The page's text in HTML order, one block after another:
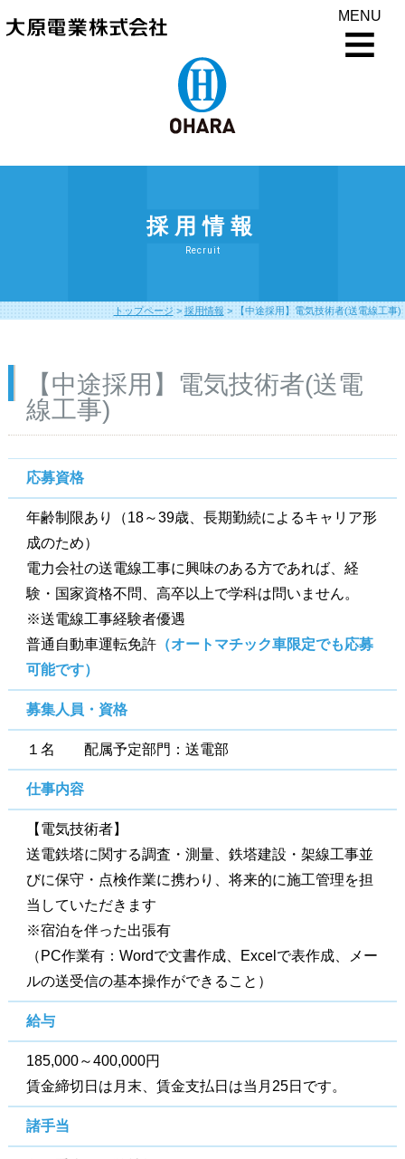
MENU
採用情報
Recruit
トップページ > 採用情報 > 【中途採用】電気技術者(送電線工事)
【中途採用】電気技術者(送電
線工事)
応募資格
年齢制限あり（18～39歳、長期勤続によるキャリア形
成のため）
電力会社の送電線工事に興味のある方であれば、経
験・国家資格不問、高卒以上で学科は問いません。
※送電線工事経験者優遇
普通自動車運転免許（オートマチック車限定でも応募
可能です）
募集人員・資格
１名 配属予定部門：送電部
仕事内容
【電気技術者】
送電鉄塔に関する調査・測量、鉄塔建設・架線工事並
びに保守・点検作業に携わり、将来的に施工管理を担
当していただきます
※宿泊を伴った出張有
（PC作業有：Wordで文書作成、Excelで表作成、メー
ルの送受信の基本操作ができること）
給与
185,000～400,000円
賃金締切日は月末、賃金支払日は当月25日です。
諸手当